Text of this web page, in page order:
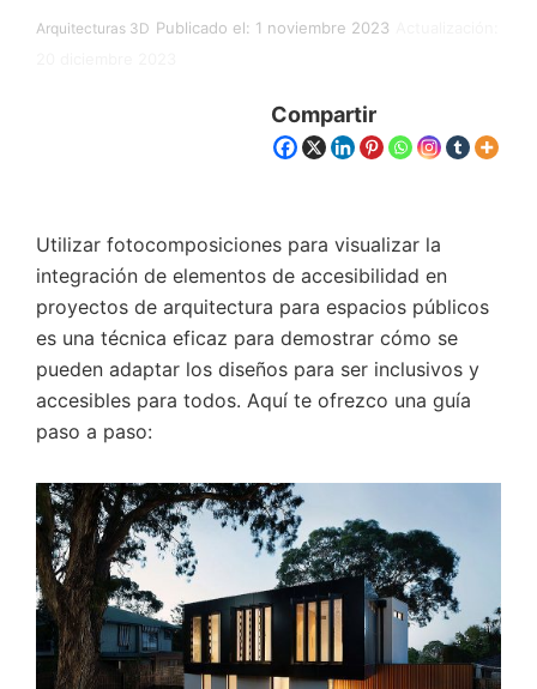
Arquitecturas 3D Publicado el: 1 noviembre 2023
Compartir
Utilizar fotocomposiciones para visualizar la
integración de elementos de accesibilidad en
proyectos de arquitectura para espacios públicos
es una técnica eficaz para demostrar cómo se
pueden adaptar los diseños para ser inclusivos y
accesibles para todos. Aquí te ofrezco una guía
paso a paso: